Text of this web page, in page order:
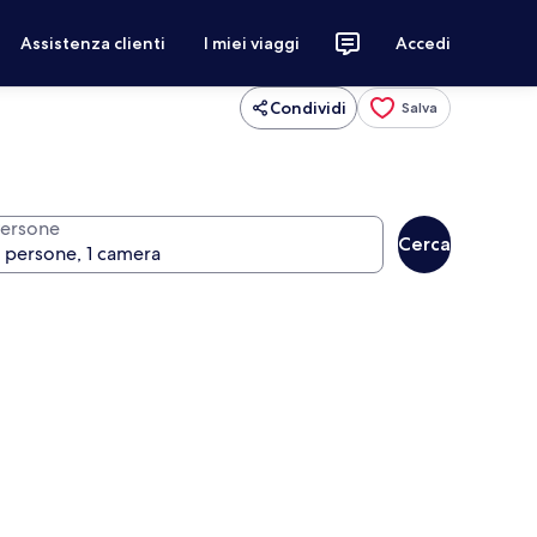
Assistenza clienti I miei viaggi Accedi
Condividi Salva
Cerca